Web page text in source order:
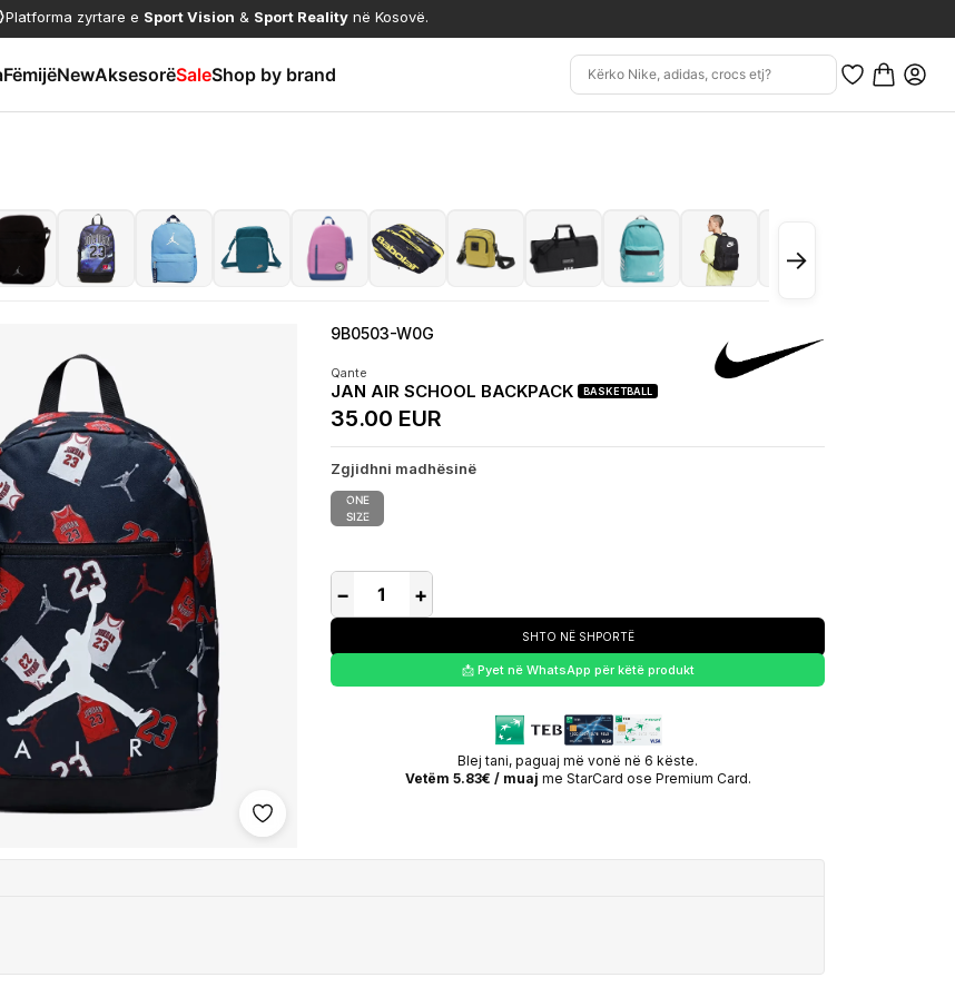
Platforma zyrtare e Sport Vision & Sport Reality në Kosovë.
FëmijëNewAksesorëSaleShop by brand
→
Shto në wishlist
9B0503-W0G
Qante
JAN AIR SCHOOL BACKPACK BASKETBALL
35.00 EUR
Zgjidhni madhësinë
ONE
SIZE
− +
SHTO NË SHPORTË
📩 Pyet në WhatsApp për këtë produkt
Blej tani, paguaj më vonë në 6 këste.
Vetëm 5.83€ / muaj me StarCard ose Premium Card.